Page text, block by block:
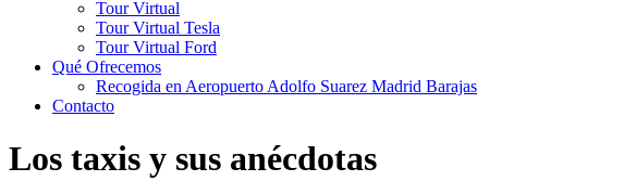
Tour Virtual
Tour Virtual Tesla
Tour Virtual Ford
Qué Ofrecemos
Recogida en Aeropuerto Adolfo Suarez Madrid Barajas
Contacto
Los taxis y sus anécdotas